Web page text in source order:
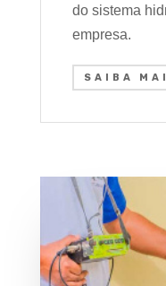
do sistema
empresa.
SAIBA